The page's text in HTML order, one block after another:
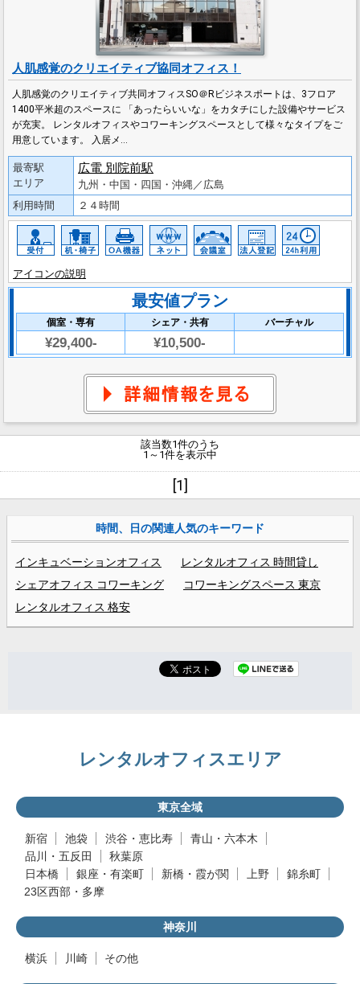
人肌感覚のクリエイティブ協同オフィス！
人肌感覚のクリエイティブ共同オフィスSO＠Rビジネスポートは、3フロア
1400平米超のスペースに 「あったらいいな」をカタチにした設備やサービス
が充実。 レンタルオフィスやコワーキングスペースとして様々なタイプをご
用意しています。 入居メ…
最寄駅
エリア
広電 別院前駅
九州・中国・四国・沖縄／広島
利用時間
２４時間
アイコンの説明
最安値プラン
個室・専有 シェア・共有 バーチャル
¥29,400- ¥10,500-
該当数1件のうち
1～1件を表示中
[1]
時間、日の関連人気のキーワード
インキュベーションオフィス
レンタルオフィス 時間貸し
シェアオフィス コワーキング
コワーキングスペース 東京
レンタルオフィス 格安
レンタルオフィスエリア
東京全域
新宿 池袋 渋谷・恵比寿
青山・六本木
品川・五反田
秋葉原
日本橋
銀座・有楽町 新橋・霞が関 上野
錦糸町
23区西部・多摩
神奈川
横浜 川崎 その他